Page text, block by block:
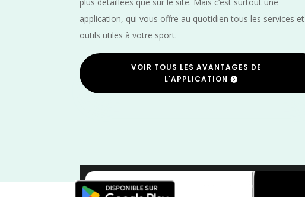
application, qui vous offre au quotidien tous les services et
outils utiles à votre sport.
VOIR TOUS LES AVANTAGES DE
L'APPLICATION
SwimRun Sports Multiples